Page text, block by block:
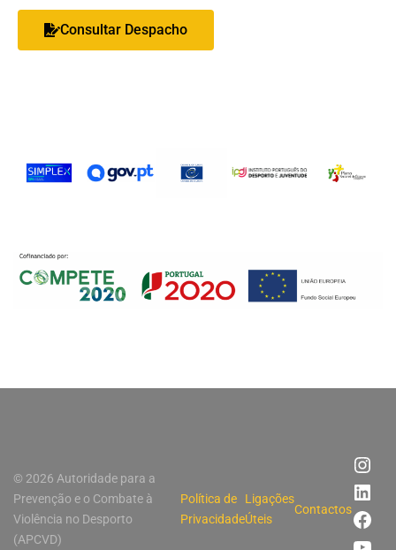
Consultar Despacho
© 2026 Autoridade para a
Prevenção e o Combate à
Violência no Desporto
(APCVD)
Política de
Privacidade
Ligações
Úteis
Contactos